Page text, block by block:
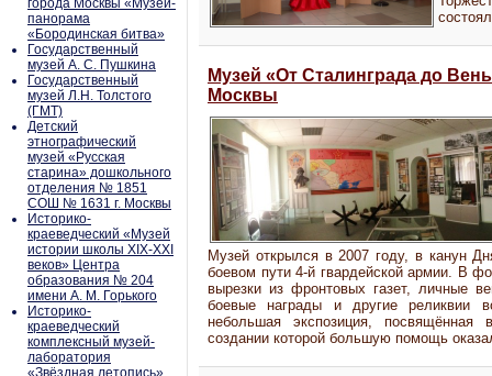
города Москвы «Музей-
панорама
«Бородинская битва»
Государственный
музей А. С. Пушкина
Государственный
музей Л.Н. Толстого
(ГМТ)
Детский
этнографический
музей «Русская
старина» дошкольного
отделения № 1851
СОШ № 1631 г. Москвы
Историко-
краеведческий «Музей
истории школы XIX-XXI
веков» Центра
образования № 204
имени А. М. Горького
Историко-
краеведческий
комплексный музей-
лаборатория
«Звёздная летопись»
Музей «От Сталинграда до
Москвы
Музей открылся в 2007 году, в канун
боевом пути 4-й гвардейской армии. В
вырезки из фронтовых газет, личные
боевые награды и другие реликвии
небольшая экспозиция,
создании которой большую помощь